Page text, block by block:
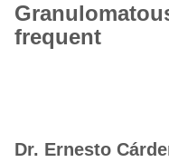
frequent
Dr. Ernesto